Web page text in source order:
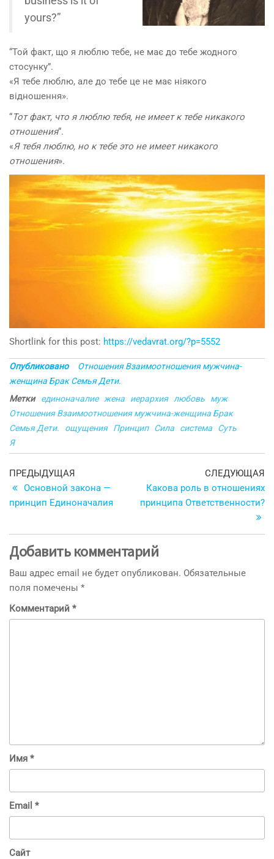
yours?”
“Той факт, що я люблю тебе, не має до тебе жодного
стосунку”.
«Я тебе люблю, але до тебе це не має ніякого
відношення».
“Тот факт, что я люблю тебя, не имеет к тебе никакого
отношения“.
«Я тебя люблю, но к тебе это не имеет никакого
отношения».
Shortlink for this post: https://vedavrat.org/?p=5552
Опубликовано
Отношения Взаимоотношения мужчина-
женщина Брак Семья Дети.
Метки
единоначалие жена иерархия любовь
муж
Отношения Взаимоотношения мужчина-женщина Брак
Семья Дети.
ощущения Принцип Сила система
Суть
Я
Навигация
по
записям
Предыдущая
запись
ПРЕДЫДУЩАЯ
Основной закона —
принцип Единоначалия
СЛЕДУЮЩАЯ
Какова роль в отношениях
принципа Ответственности?
Добавить комментарий
Ваш адрес email не будет опубликован. Обязательные
поля помечены *
Комментарий *
Имя *
Email *
Сайт